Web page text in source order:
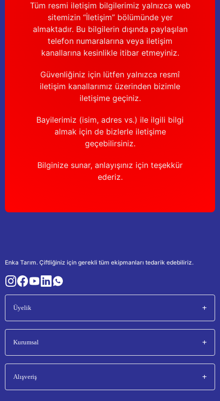
Tüm resmi iletişim bilgilerimiz yalnızca web
sitemizin “İletişim” bölümünde yer
almaktadır. Bu bilgilerin dışında paylaşılan
telefon numaralarına veya iletişim
kanallarına kesinlikle itibar etmeyiniz.
Güvenliğiniz için lütfen yalnızca resmî
iletişim kanallarımız üzerinden bizimle
iletişime geçiniz.
Bayilerimiz (isim, adres vs.) ile ilgili bilgi
almak için de bizlerle iletişime
geçebilirsiniz.
Bilginize sunar, anlayışınız için teşekkür
ederiz.
Enka Tarım. Çiftliğiniz için gerekli tüm ekipmanları tedarik edebiliriz.
Üyelik
Kurumsal
Alışveriş